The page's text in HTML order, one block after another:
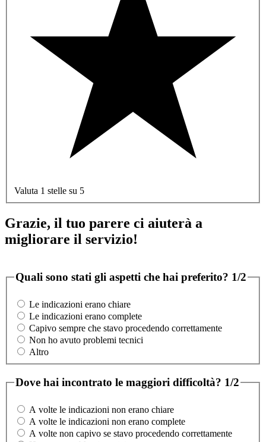
Valuta 1 stelle su 5
Grazie, il tuo parere ci aiuterà a
migliorare il servizio!
Quali sono stati gli aspetti che hai preferito? 1/2
Le indicazioni erano chiare
Le indicazioni erano complete
Capivo sempre che stavo procedendo correttamente
Non ho avuto problemi tecnici
Altro
Dove hai incontrato le maggiori difficoltà? 1/2
A volte le indicazioni non erano chiare
A volte le indicazioni non erano complete
A volte non capivo se stavo procedendo correttamente